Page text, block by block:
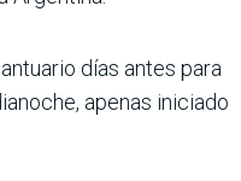
días antes para
apenas iniciado